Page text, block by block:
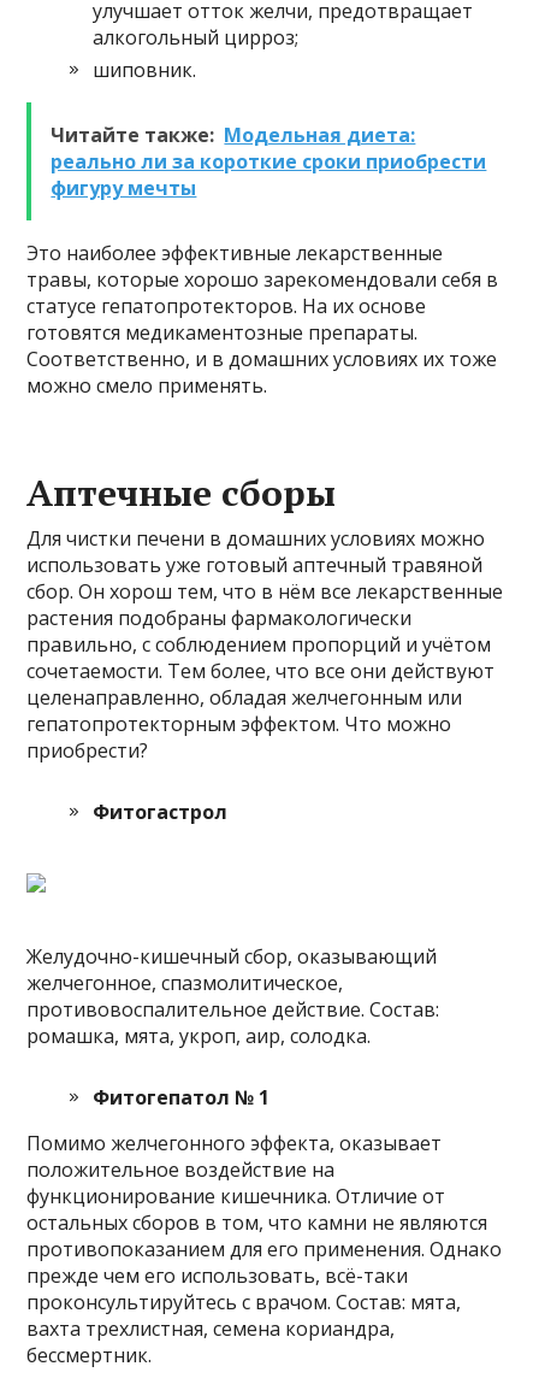
улучшает отток желчи, предотвращает
алкогольный цирроз;
шиповник.
Читайте также: Модельная диета:
реально ли за короткие сроки приобрести
фигуру мечты
Это наиболее эффективные лекарственные
травы, которые хорошо зарекомендовали себя в
статусе гепатопротекторов. На их основе
готовятся медикаментозные препараты.
Соответственно, и в домашних условиях их тоже
можно смело применять.
Аптечные сборы
Для чистки печени в домашних условиях можно
использовать уже готовый аптечный травяной
сбор. Он хорош тем, что в нём все лекарственные
растения подобраны фармакологически
правильно, с соблюдением пропорций и учётом
сочетаемости. Тем более, что все они действуют
целенаправленно, обладая желчегонным или
гепатопротекторным эффектом. Что можно
приобрести?
Фитогастрол
Желудочно-кишечный сбор, оказывающий
желчегонное, спазмолитическое,
противовоспалительное действие. Состав:
ромашка, мята, укроп, аир, солодка.
Фитогепатол № 1
Помимо желчегонного эффекта, оказывает
положительное воздействие на
функционирование кишечника. Отличие от
остальных сборов в том, что камни не являются
противопоказанием для его применения. Однако
прежде чем его использовать, всё-таки
проконсультируйтесь с врачом. Состав: мята,
вахта трехлистная, семена кориандра,
бессмертник.